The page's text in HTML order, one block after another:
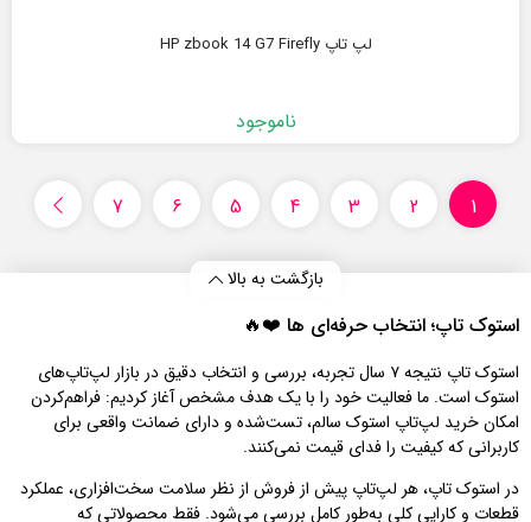
لپ تاپ HP zbook 14 G7 Firefly
ناموجود
1
2
3
4
5
6
7
بازگشت به بالا
استوک تاپ؛ انتخاب حرفه‌ای‌ ها ❤️🔥
استوک تاپ نتیجه ۷ سال تجربه، بررسی و انتخاب دقیق در بازار لپ‌تاپ‌های
استوک است. ما فعالیت خود را با یک هدف مشخص آغاز کردیم: فراهم‌کردن
امکان خرید لپ‌تاپ استوک سالم، تست‌شده و دارای ضمانت واقعی برای
کاربرانی که کیفیت را فدای قیمت نمی‌کنند.
در استوک تاپ، هر لپ‌تاپ پیش از فروش از نظر سلامت سخت‌افزاری، عملکرد
قطعات و کارایی کلی به‌طور کامل بررسی می‌شود. فقط محصولاتی که